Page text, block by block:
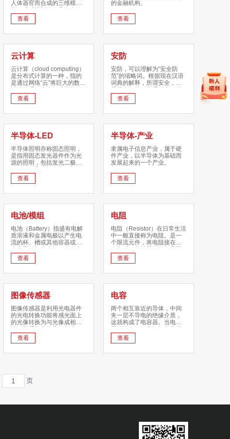
人体器官而合成的三维模
外形以及肝脏、心脏、肾脏
等各个器官的外貌，而且具
正常生理状态和出现的各种
变化。
查看
的金融机构。
查看
云计算
云计算（cloud computing）
是分布式计算的一种，指的
是通过网络“云”将巨大的数据
小程序，然后，通过多部服
务器组成的系统进行处理和
查看
安防
安防，可以理解为“安全防
范”的缩略词。根据现在汉语
词典的解释，所谓安全，就
出事故；所谓防范，就是防
备、戒备，而防备是指作好
综合上述解释，可以给安全
防范下如下定义：做好准备
和保护，以应付攻击或者避
免受害，从而使被保护对象
处于没有危险、不受侵害、
不出现事故的安全状态。显
而易见，安全是目的，防范
是手段，通过防范的手段达
到或实现安全的目的，就是
查看
半导体-LED
半导体照明亦称固态照明，
是指用固态发光器件作为光
源的照明，包括发光二极管
（OLED），具有耗电量少、
寿命长、色彩丰富、耐震
查看
半导体-产业
隶属电子信息产业，属于硬
件产业，以半导体为基础而
发展起来的一个产业。
查看
电池/模组
电池（Battery）指盛有电解
质溶液和金属电极以产生电
流的杯、槽或其他容器或复
学能转化成电能的装置。具
有正极、负极之分。随着科
称模块）是指由数个基础功
能组件组成的特定功能组
件，可用来组成具完整功能
之系统、设备或程序。模块
通常都会具有相同的制程或
逻辑，更改其组成组件可调
适其功能或用途。
查看
电阻
电阻（Resistor）在日常生活
中一般直接称为电阻。是一
个限流元件，将电阻接在电
定的一般是两个引脚，它可
限制通过它所连支路的电流
查看
图像传感器
图像传感器是利用光电器件
的光电转换功能将感光面上
的光像转换为与光像成相应
二极管，光敏三极管等“点”光
源的光敏元件相比，图像传
光导摄像管和固态图像传感
器。与光导摄像管相比，固
高、功耗低、寿命长、价格
查看
电容
两个相互靠近的导体，中间
夹一层不导电的绝缘介质，
这就构成了电容器。当电容
时，电容器就会储存电荷。
电容器的电容量在数值上等
查看
页